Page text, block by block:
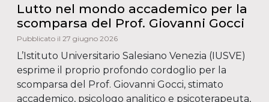
Lutto nel mondo accademico per la
scomparsa del Prof. Giovanni Gocci
Pubblicato il 27 giugno 2026
L’Istituto Universitario Salesiano Venezia (IUSVE)
esprime il proprio profondo cordoglio per la
scomparsa del Prof. Giovanni Gocci, stimato
accademico, psicologo analitico e psicoterapeuta,